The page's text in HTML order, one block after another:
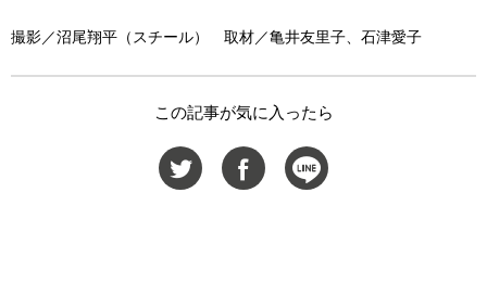
撮影／沼尾翔平（スチール） 取材／亀井友里子、石津愛子
この記事が気に入ったら